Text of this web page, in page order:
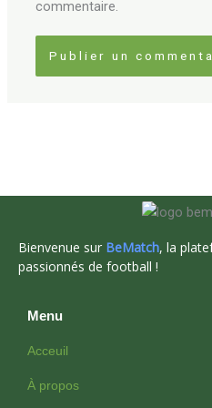
commentaire.
Bienvenue sur BeMatch, la
passionnés de football !
Menu
Acceuil
À propos